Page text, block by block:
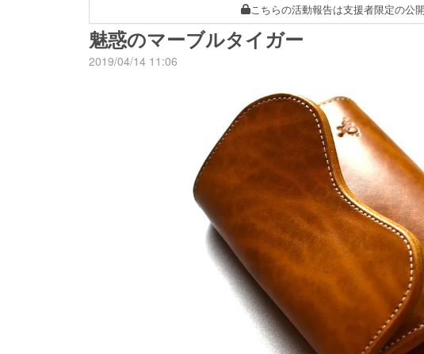
こちらの活動報告は支援者限定の公開
魅惑のマーブルタイガー
2019/04/14 11:06